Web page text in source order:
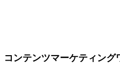
コンテンツマーケティング